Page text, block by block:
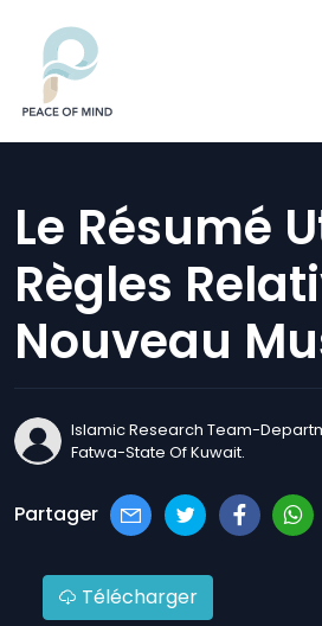
Le Résumé
Règles
Nouveau
​Islamic Research Team-
Fatwa-State Of Kuwait​.
Partager
Télécharger